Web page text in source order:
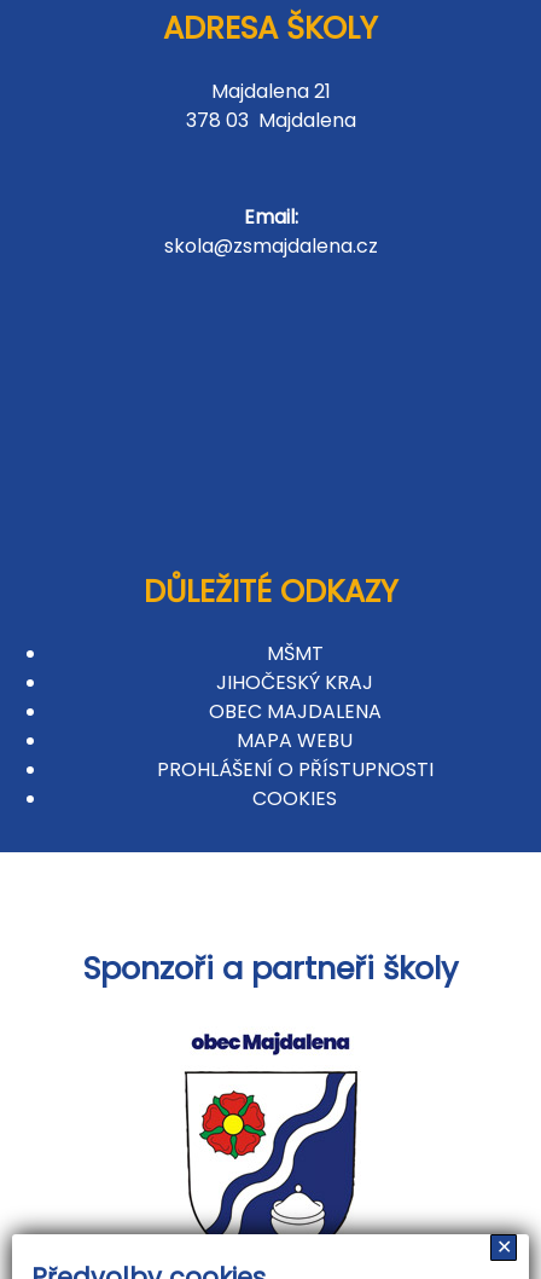
ADRESA ŠKOLY
Majdalena 21
378 03 Majdalena
Email:
skola@zsmajdalena.cz
DŮLEŽITÉ ODKAZY
MŠMT
JIHOČESKÝ KRAJ
OBEC MAJDALENA
MAPA WEBU
PROHLÁŠENÍ O PŘÍSTUPNOSTI
COOKIES
Sponzoři a partneři školy
✕